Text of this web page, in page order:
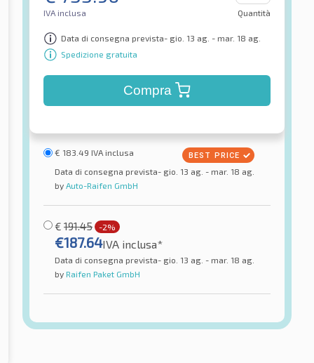
IVA inclusa Quantità
Data di consegna prevista- gio. 13 ag. - mar. 18 ag.
Spedizione gratuita
Compra
€ 183.49 IVA inclusa
Data di consegna prevista- gio. 13 ag. - mar. 18 ag.
by Auto-Raifen GmbH
€ 191.45 -2%
€187.64IVA inclusa*
Data di consegna prevista- gio. 13 ag. - mar. 18 ag.
by Raifen Paket GmbH